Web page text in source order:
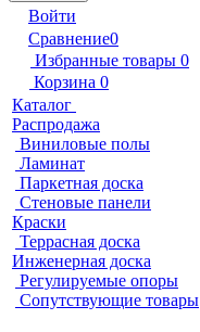
Войти
Сравнение0
Избранные товары 0
Корзина 0
Каталог
Распродажа
Виниловые полы
Ламинат
Паркетная доска
Стеновые панели
Краски
Террасная доска
Инженерная доска
Регулируемые опоры
Сопутствующие товары